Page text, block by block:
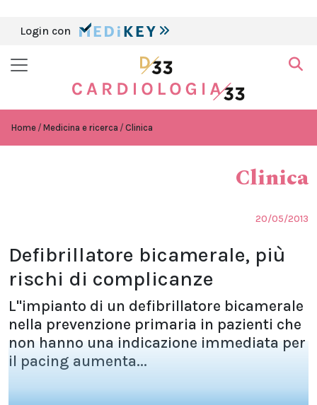
Login con
Home Medicina e ricerca Clinica
Clinica
20/05/2013
Defibrillatore bicamerale, più
rischi di complicanze
L''impianto di un defibrillatore bicamerale
nella prevenzione primaria in pazienti che
non hanno una indicazione immediata per
il pacing aumenta...